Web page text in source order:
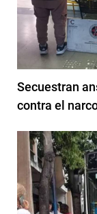
Secuestran
contra el